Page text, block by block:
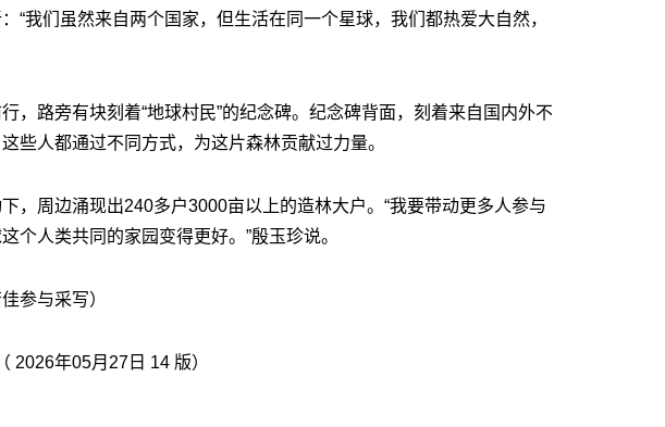
“我们虽然来自两个国家，但生活在同一个星球，我们都热爱大自然，
，路旁有块刻着“地球村民”的纪念碑。纪念碑背面，刻着来自国内外不
些人都通过不同方式，为这片森林贡献过力量。
，周边涌现出240多户3000亩以上的造林大户。“我要带动更多人参与
个人类共同的家园变得更好。”殷玉珍说。
参与采写）
2026年05月27日 14 版）